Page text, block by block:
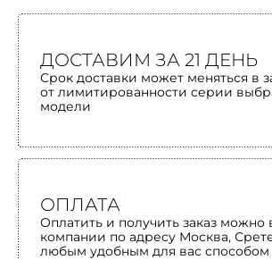
ДОСТАВИМ ЗА 21 ДЕНЬ
Срок доставки может меняться в
от лимитированности серии
модели
ОПЛАТА
Оплатить и получить заказ можно
компании по адресу Москва,
любым удобным для вас способом